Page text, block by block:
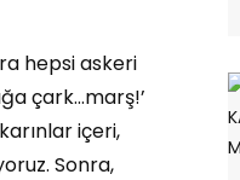
hepsi askeri
çark…marş!’
içeri,
Sonra,